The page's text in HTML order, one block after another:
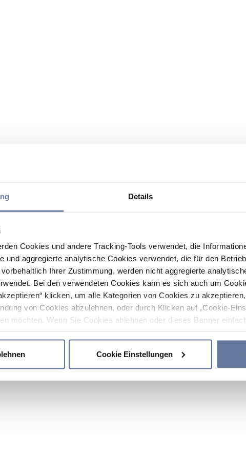
Details
Cookies und andere Tracking-Tools verwendet, die
und aggregierte analytische Cookies verwendet, die für den
Ihrer Zustimmung, werden nicht aggregierte
Bei den verwendeten Cookies kann es sich auch um
klicken, um alle Kategorien von Cookies zu
von Cookies abzulehnen, oder durch Klicken auf „Cookie-
möchten. Wenn Sie Cookies ablehnen oder dieses Banner
Cookie Einstellungen